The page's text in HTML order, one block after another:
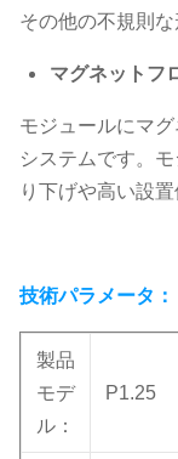
その他の不規則な
マグネットフ
モジュールにマ
システムです。
り下げや高い設
技術パラメータ：
製品
モデ
ル：
P1.25